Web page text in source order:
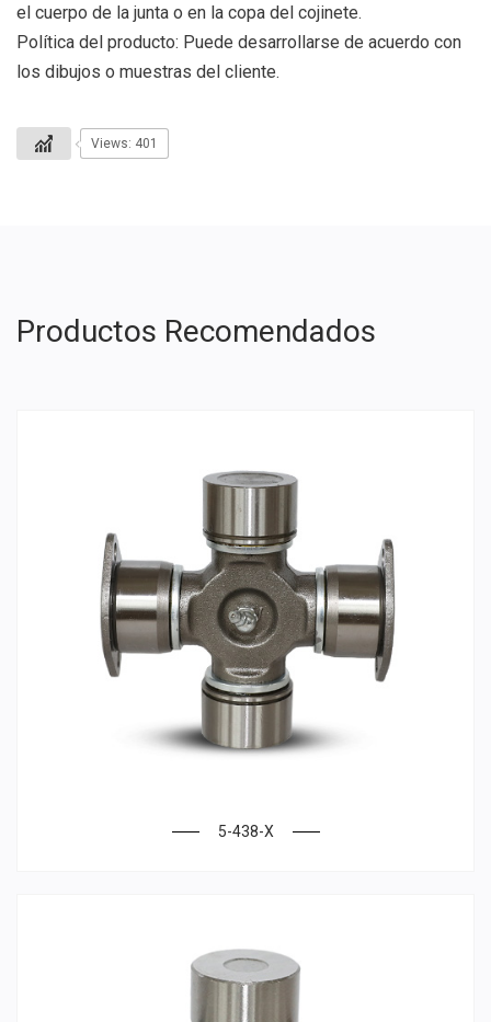
el cuerpo de la junta o en la copa del cojinete.
Política del producto: Puede desarrollarse de acuerdo con
los dibujos o muestras del cliente.
Views: 401
Productos Recomendados
5-438-X